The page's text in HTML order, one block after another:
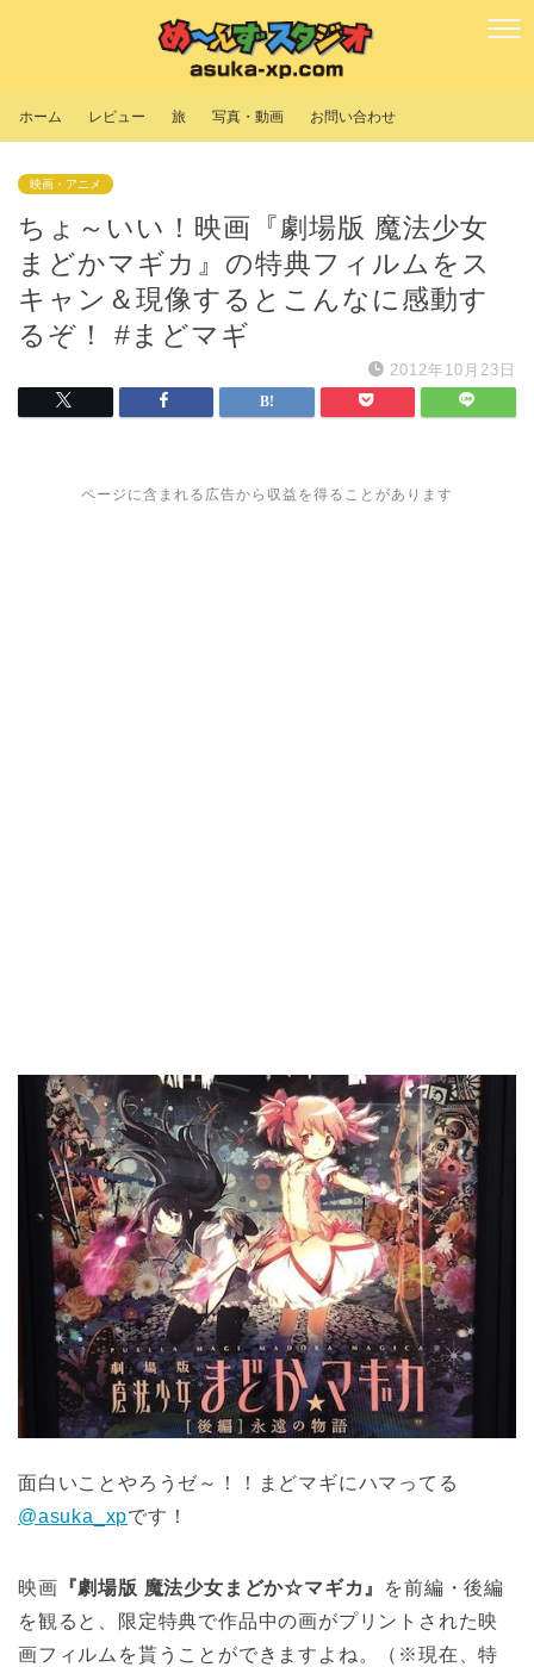
ホーム レビュー 旅 写真・動画 お問い合わせ
映画・アニメ
ちょ～いい！映画『劇場版 魔法少女
まどかマギカ』の特典フィルムをス
キャン＆現像するとこんなに感動す
るぞ！ #まどマギ
2012年10月23日
ページに含まれる広告から収益を得ることがあります
面白いことやろうゼ～！！まどマギにハマってる
@asuka_xpです！
映画 『劇場版 魔法少女まどか☆マギカ』
を前編・後編
を観ると、限定特典で作品中の画がプリントされた映
画フィルムを貰うことができますよね。（※現在、特